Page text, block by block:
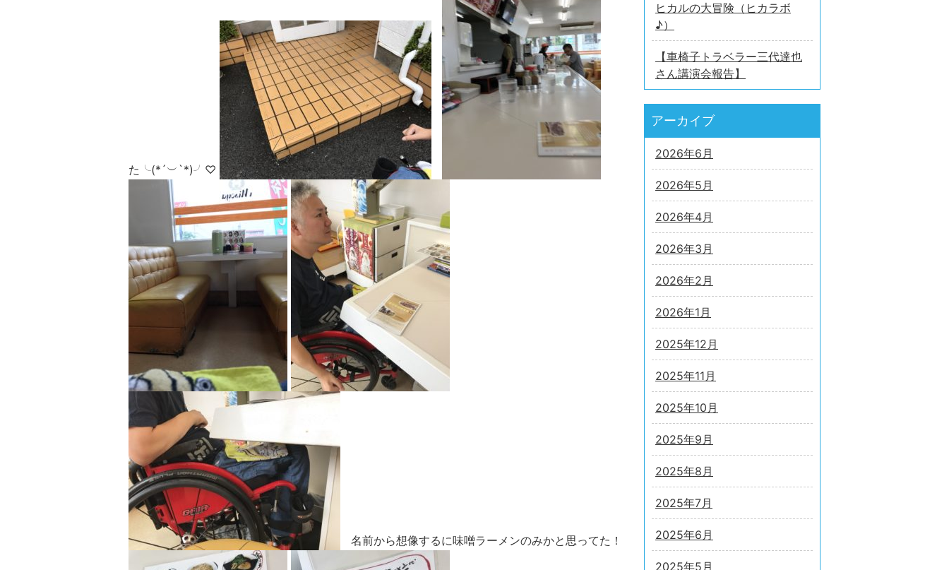
た╰(*´︶`*)╯♡
名前から想像するに味噌ラーメンのみかと思ってた！
ヒカルの大冒険（ヒカラボ
♪）
【車椅子トラベラー三代達也
さん講演会報告】
アーカイブ
2026年6月
2026年5月
2026年4月
2026年3月
2026年2月
2026年1月
2025年12月
2025年11月
2025年10月
2025年9月
2025年8月
2025年7月
2025年6月
2025年5月